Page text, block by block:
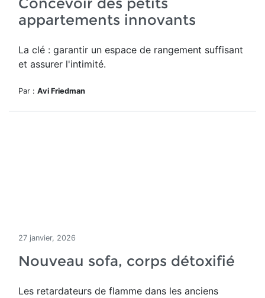
appartements innovants
La clé : garantir un espace de rangement suffisant
et assurer l'intimité.
Par : Avi Friedman
27 janvier, 2026
Nouveau sofa, corps détoxifié
Les retardateurs de flamme dans les anciens